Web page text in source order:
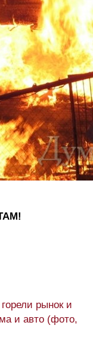
рынок и
и авто (фото,